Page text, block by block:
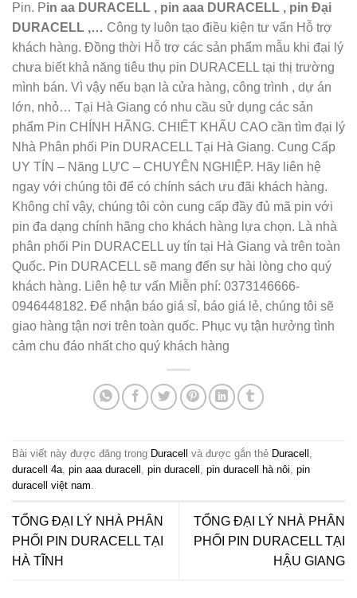
Pin. Pin aa DURACELL , pin aaa DURACELL , pin Đại
DURACELL ,… Công ty luôn tạo điều kiện tư vấn Hỗ trợ
khách hàng. Đồng thời Hỗ trợ các sản phẩm mẫu khi đại lý
chưa biết khả năng tiêu thụ pin DURACELL tại thị trường
mình bán. Vì vậy nếu bạn là cửa hàng, công trình , dự án
lớn, nhỏ… Tại Hà Giang có nhu cầu sử dụng các sản
phẩm Pin CHÍNH HÃNG. CHIẾT KHẤU CAO cần tìm đại lý
Nhà Phân phối Pin DURACELL Tại Hà Giang. Cung Cấp
UY TÍN – Năng LỰC – CHUYÊN NGHIỆP. Hãy liên hệ
ngay với chúng tôi để có chính sách ưu đãi khách hàng.
Không chỉ vậy, chúng tôi còn cung cấp đầy đủ mã pin với
pin đa dạng chính hãng cho khách hàng lựa chọn. Là nhà
phân phối Pin DURACELL uy tín tại Hà Giang và trên toàn
Quốc. Pin DURACELL sẽ mang đến sự hài lòng cho quý
khách hàng. Liên hệ tư vấn Miễn phí: 0373146666-
0946448182. Để nhận báo giá sỉ, báo giá lẻ, chúng tôi sẽ
giao hàng tận nơi trên toàn quốc. Phục vụ tận hưởng tình
cảm chu đáo nhất cho quý khách hàng
Bài viết này được đăng trong Duracell và được gắn thẻ Duracell
duracell 4a pin aaa duracell pin duracell pin duracell hà nôi pin
duracell việt nam
TỔNG ĐẠI LÝ NHÀ PHÂN
PHỐI PIN DURACELL TẠI
HÀ TĨNH
TỔNG ĐẠI LÝ NHÀ PHÂN
PHỐI PIN DURACELL TẠI
HẬU GIANG